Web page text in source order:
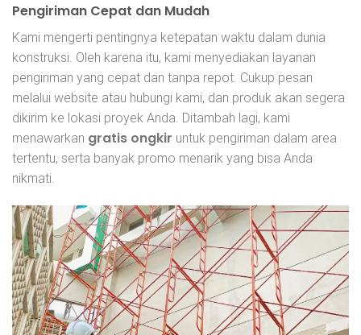
Pengiriman Cepat dan Mudah
Kami mengerti pentingnya ketepatan waktu dalam dunia
konstruksi. Oleh karena itu, kami menyediakan layanan
pengiriman yang cepat dan tanpa repot. Cukup pesan
melalui website atau hubungi kami, dan produk akan segera
dikirim ke lokasi proyek Anda. Ditambah lagi, kami
menawarkan gratis ongkir untuk pengiriman dalam area
tertentu, serta banyak promo menarik yang bisa Anda
nikmati.